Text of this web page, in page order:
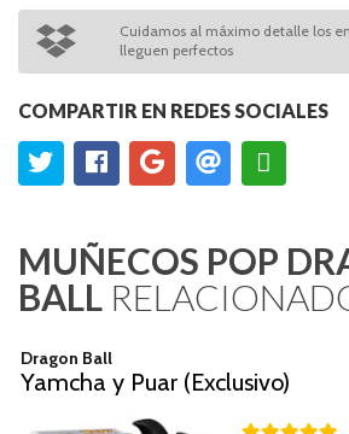
Cuidamos al máximo detalle los
lleguen perfectos
COMPARTIR EN REDES SOCIALES
MUÑECOS POP
BALL
Dragon Ball
Yamcha y Puar (Exclusivo)